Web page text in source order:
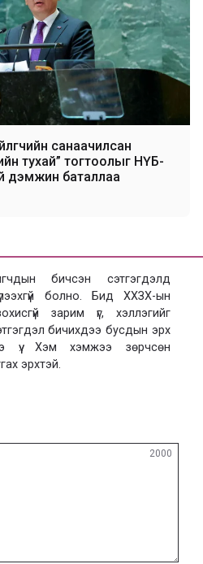
санаачилсан
тухай” тогтоолыг НҮБ-
дэмжин баталлаа
бичсэн сэтгэгдэлд
болно. Бид ХХЗХ-ын
зарим үг, хэллэгийг
бичихдээ бусдын эрх
үү. Хэм хэмжээ зөрчсөн
эрхтэй.
2000